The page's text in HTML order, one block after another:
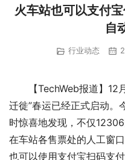
火车站也可以支付
自
行业动态
【TechWeb报道】
迁徙”春运已经正式启动。
时惊喜地发现，不仅
在车站各售票处的人工窗
也可以使用支付宝扫码支付